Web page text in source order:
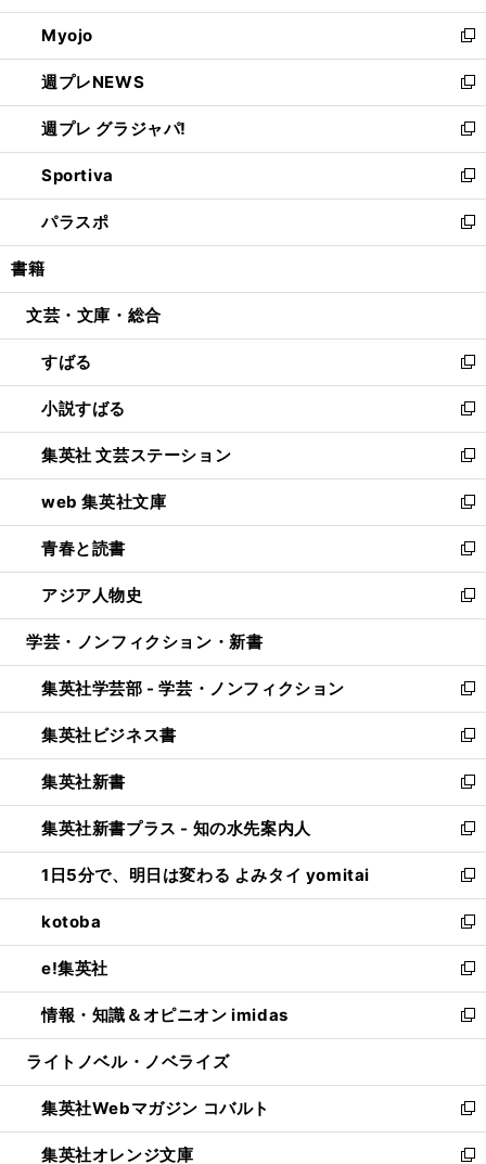
開
く
ウ
で
開
く
ン
ド
ウ
で
開
く
ウ
ィ
ン
ド
ウ
で
開
く
Myojo
新
し
い
ウ
ィ
ン
ド
ウ
で
開
週プレNEWS
新
し
い
ウ
ィ
ン
ド
ウ
開
週プレ グラジャパ!
新
し
い
ウ
ィ
ン
ウ
開
く
Sportiva
新
し
い
ウ
ン
ウ
で
開
く
パラスポ
新
し
ウ
ン
ド
ウ
で
開
く
書籍
文芸・文庫・総合
すばる
新
し
い
ウ
ィ
ン
ド
ウ
で
開
く
小説すばる
新
し
い
ウ
ィ
ン
ド
ウ
で
開
集英社 文芸ステーション
新
し
い
ウ
ィ
ン
ド
ウ
開
く
web 集英社文庫
新
し
い
ウ
ィ
ン
ウ
で
開
く
青春と読書
新
し
い
ウ
ン
ド
ウ
で
開
く
アジア人物史
新
し
ウ
ィ
ン
ド
ウ
で
開
く
学芸・ノンフィクション・新書
集英社学芸部 - 学芸・ノンフィクション
新
し
い
ウ
ィ
ン
ド
ウ
で
開
く
集英社ビジネス書
新
し
い
ウ
ィ
ン
ド
ウ
で
開
く
集英社新書
新
し
い
ウ
ィ
ン
ド
ウ
で
開
く
集英社新書プラス - 知の水先案内人
新
し
い
ウ
ィ
ン
ド
ウ
で
開
1日5分で、明日は変わる よみタイ yomitai
新
し
い
ウ
ィ
ン
ド
ウ
開
く
kotoba
新
し
い
ウ
ィ
ン
ウ
で
開
く
e!集英社
新
し
い
ウ
ン
ド
ウ
で
情報・知識＆オピニオン imidas
新
し
ウ
ィ
ン
ド
ライトノベル・ノベライズ
集英社Webマガジン コバルト
新
し
い
集英社オレンジ文庫
新